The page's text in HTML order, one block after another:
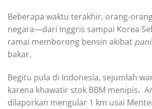
Beberapa waktu terakhir, orang-
negara—dari Inggris sampai Korea
ramai memborong bensin akibat
bakar.
Begitu pula di Indonesia, sejumlah
karena khawatir stok BBM menipis.
dilaporkan mengular 1 km usai